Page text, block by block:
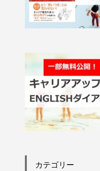
カテゴリー